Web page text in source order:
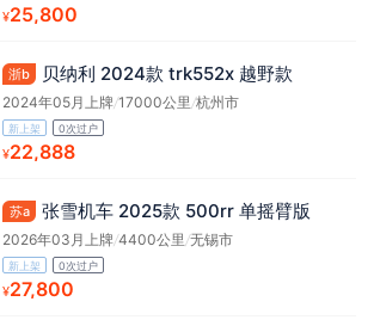
¥25,800
浙b 贝纳利 2024款 trk552x 越野款
2024年05月上牌/17000公里 /杭州市
新上架 0次过户
¥22,888
苏a 张雪机车 2025款 500rr 单摇臂版
2026年03月上牌/4400公里 /无锡市
新上架 0次过户
¥27,800